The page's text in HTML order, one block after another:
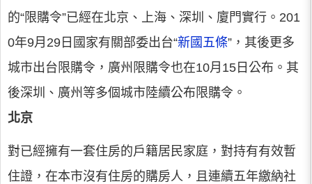
的“限購令”已經在北京、上海、深圳、廈門實行。201
0年9月29日國家有關部委出台“新國五條”，其後更多
城市出台限購令，廣州限購令也在10月15日公布。其
後深圳、廣州等多個城市陸續公布限購令。
北京
對已經擁有一套住房的戶籍居民家庭，對持有有效暫
住證，在本市沒有住房的購房人，且連續五年繳納社